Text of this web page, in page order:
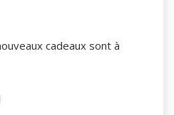
cadeaux sont à